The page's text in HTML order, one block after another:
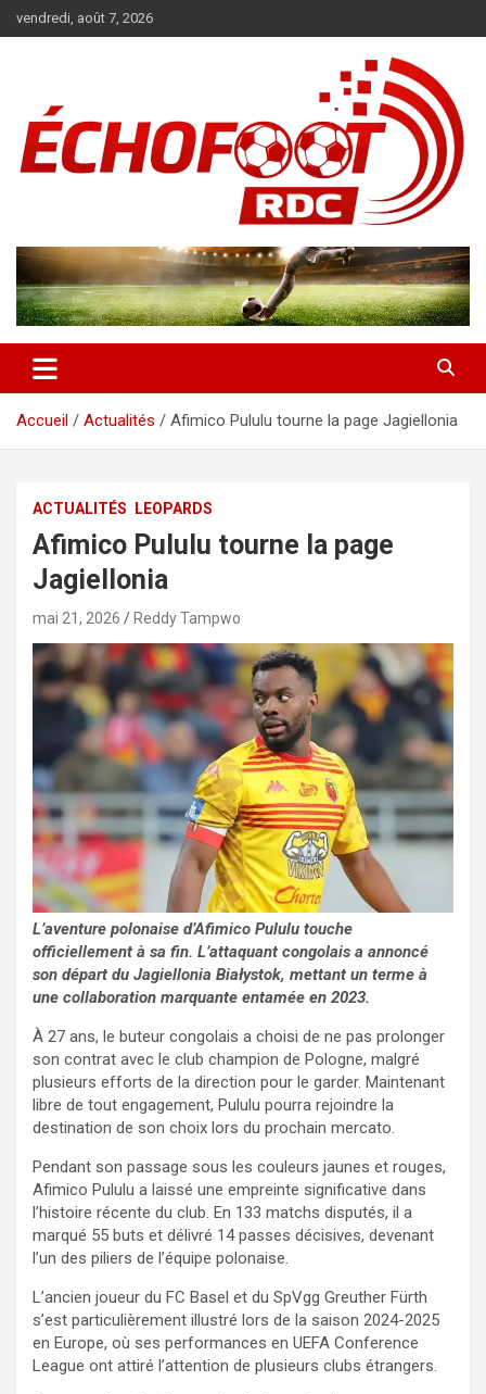
au
vendredi, août 7, 2026
News
Accueil Actualités Afimico Pululu tourne la page Jagiellonia
ACTUALITÉS LEOPARDS
Afimico Pululu tourne la page
Jagiellonia
mai 21, 2026 Reddy Tampwo
L’aventure polonaise d’Afimico Pululu touche
officiellement à sa fin. L’attaquant congolais a annoncé
son départ du Jagiellonia Białystok, mettant un terme à
une collaboration marquante entamée en 2023.
À 27 ans, le buteur congolais a choisi de ne pas prolonger
son contrat avec le club champion de Pologne, malgré
plusieurs efforts de la direction pour le garder. Maintenant
libre de tout engagement, Pululu pourra rejoindre la
destination de son choix lors du prochain mercato.
Pendant son passage sous les couleurs jaunes et rouges,
Afimico Pululu a laissé une empreinte significative dans
l’histoire récente du club. En 133 matchs disputés, il a
marqué 55 buts et délivré 14 passes décisives, devenant
l’un des piliers de l’équipe polonaise.
L’ancien joueur du FC Basel et du SpVgg Greuther Fürth
s’est particulièrement illustré lors de la saison 2024-2025
en Europe, où ses performances en UEFA Conference
League ont attiré l’attention de plusieurs clubs étrangers.